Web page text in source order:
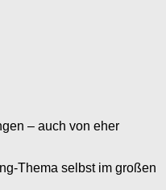
– auch von eher
Thema selbst im großen